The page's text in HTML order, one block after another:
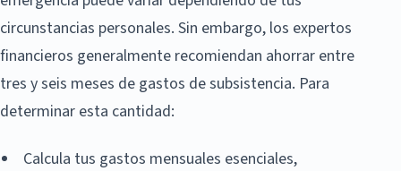
circunstancias personales. Sin embargo, los expertos
financieros generalmente recomiendan ahorrar entre
tres y seis meses de gastos de subsistencia. Para
determinar esta cantidad:
Calcula tus gastos mensuales esenciales,